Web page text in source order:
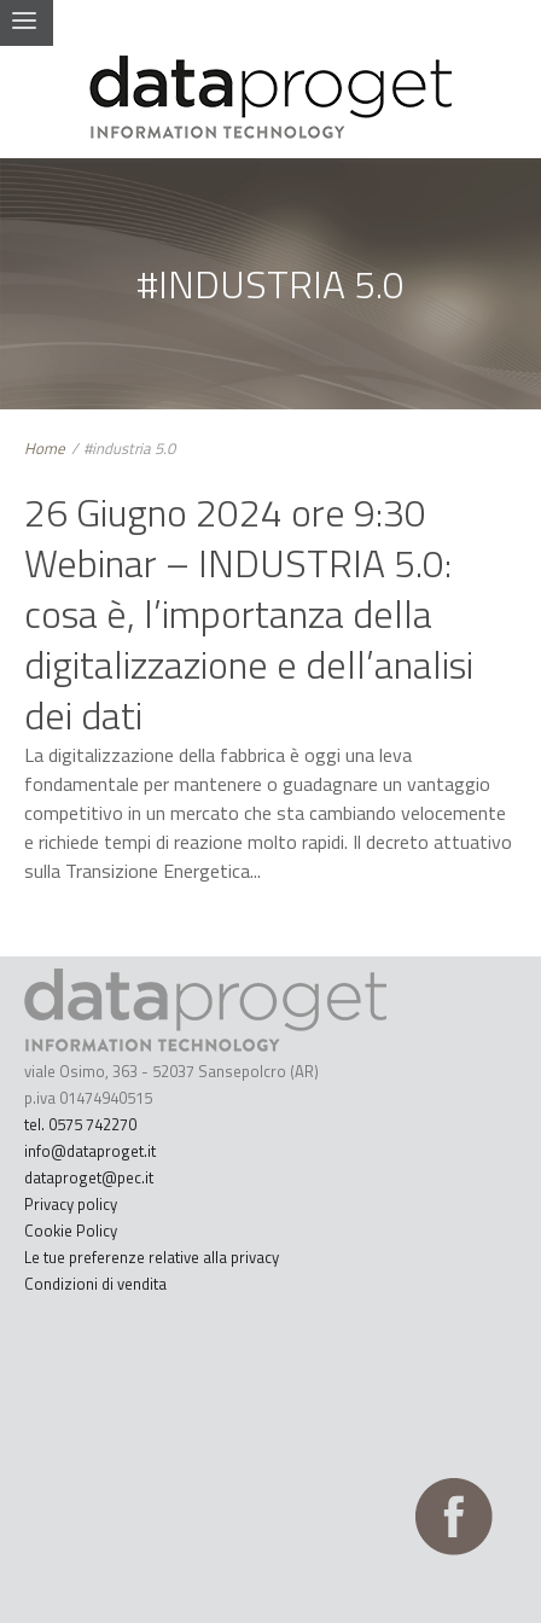
#INDUSTRIA 5.0
Home / #industria 5.0
26 Giugno 2024 ore 9:30
Webinar – INDUSTRIA 5.0:
cosa è, l’importanza della
digitalizzazione e dell’analisi
dei dati
La digitalizzazione della fabbrica è oggi una leva
fondamentale per mantenere o guadagnare un vantaggio
competitivo in un mercato che sta cambiando velocemente
e richiede tempi di reazione molto rapidi. Il decreto attuativo
sulla Transizione Energetica...
viale Osimo, 363 - 52037 Sansepolcro (AR)
p.iva 01474940515
tel. 0575 742270
info@dataproget.it
dataproget@pec.it
Privacy policy
Cookie Policy
Le tue preferenze relative alla privacy
Condizioni di vendita